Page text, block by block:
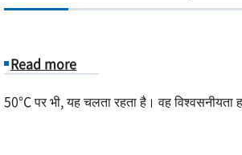
Read more
50°C पर भी, यह चलता रहता है। वह विश्वसनीयता